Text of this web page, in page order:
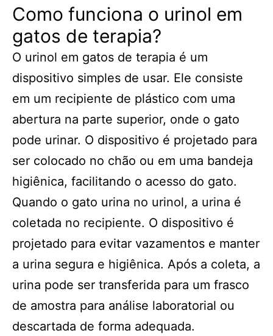
Como funciona o urinol em
gatos de terapia?
O urinol em gatos de terapia é um
dispositivo simples de usar. Ele consiste
em um recipiente de plástico com uma
abertura na parte superior, onde o gato
pode urinar. O dispositivo é projetado para
ser colocado no chão ou em uma bandeja
higiênica, facilitando o acesso do gato.
Quando o gato urina no urinol, a urina é
coletada no recipiente. O dispositivo é
projetado para evitar vazamentos e manter
a urina segura e higiênica. Após a coleta, a
urina pode ser transferida para um frasco
de amostra para análise laboratorial ou
descartada de forma adequada.